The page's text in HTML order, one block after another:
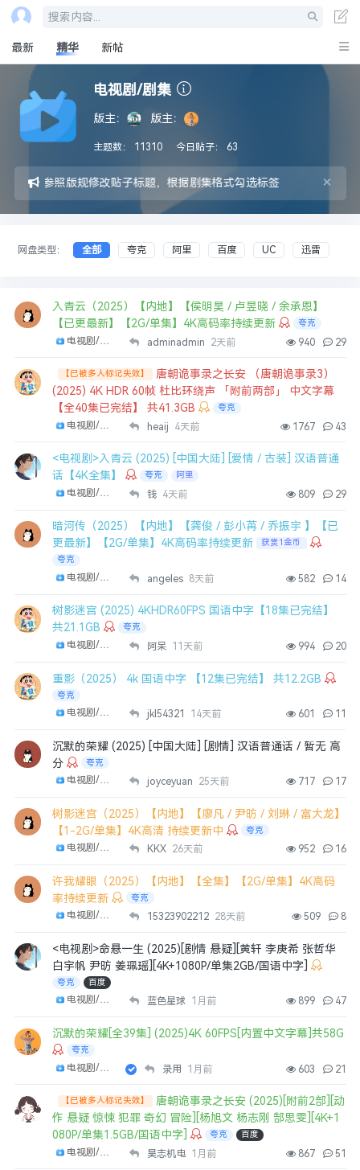
搜索内容...
最新 精华 新帖
电视剧/剧集
版主： 版主：
主题数： 11310 今日贴子： 63
集后请参照版规修改贴子标题，根据剧集格式勾选标签 ×
网盘类型： 全部 夸克 阿里 百度 UC 迅雷
入青云（2025）【内地】【侯明昊 / 卢昱晓 / 余承恩】
【已更最新】【2G/单集】4K高码率持续更新
夸克
adminadmin 2天前 940 29
【已被多人标记失效】
唐朝诡事录之长安‎ （唐朝诡事录3）
(2025) 4K HDR 60帧 杜比环绕声 「附前两部」 中文字幕
【全40集已完结】 共41.3GB
夸克
heaij 4天前 1767 43
<电视剧>入青云 (2025) [中国大陆] [爱情 / 古装] 汉语普通
话【4K全集】
夸克 阿里
钱 4天前 809 29
暗河传（2025）【内地】【龚俊 / 彭小苒 / 乔振宇 】【已
更最新】【2G/单集】4K高码率持续更新
获赏1金币
夸克
电视剧/剧集 angeles 8天前 582 14
树影迷宫 (2025) 4KHDR60FPS 国语中字【18集已完结】
共21.1GB
夸克
电视剧/剧集 阿呆 11天前 994 20
重影（2025） 4k 国语中字 【12集已完结】 共12.2GB
夸克
电视剧/剧集 jkl54321 14天前 601 11
沉默的荣耀 (2025) [中国大陆] [剧情] 汉语普通话 / 暂无 高
分
夸克
电视剧/剧集 joyceyuan 25天前 717 17
树影迷宫（2025）【内地】【廖凡 / 尹昉 / 刘琳 / 富大龙】
【1-2G/单集】4K高清 持续更新中
夸克
电视剧/剧集 KKX 26天前 952 16
许我耀眼（2025）【内地】【全集】【2G/单集】4K高码
率持续更新
夸克
电视剧/剧集 15323902212 28天前 509 8
<电视剧>命悬一生 (2025)[剧情 悬疑][黄轩 李庚希 张哲华
白宇帆 尹昉 姜珮瑶][4K+1080P/单集2GB/国语中字]
夸克 百度
电视剧/剧集 蓝色星球 1月前 899 47
沉默的荣耀[全39集] (2025)4K 60FPS[内置中文字幕]共58G
夸克
录用 1月前 603 21
【已被多人标记失效】
唐朝诡事录之长安 (2025)[附前2部][动
作 悬疑 惊悚 犯罪 奇幻 冒险][杨旭文 杨志刚 郜思雯][4K+1
080P/单集1.5GB/国语中字]
夸克 百度
昊志机电 1月前 867 51